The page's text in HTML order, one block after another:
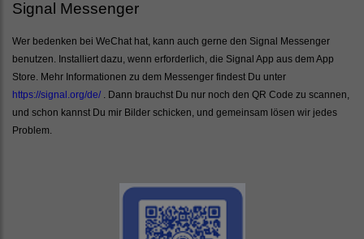
Signal Messenger
Wer bedenken bei WeChat hat, kann auch gerne den Signal Messenger
benutzen. Installiert dazu, wenn erforderlich, die Signal App aus dem App
Store. Mehr Informationen zu dem Messenger findest Du unter
https://signal.org/de/ . Dann brauchst Du nur noch den QR Code zu scannen,
und schon kannst Du mir Bilder schicken, und gemeinsam lösen wir jedes
Problem.